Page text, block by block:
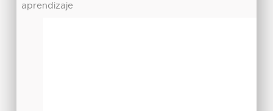
aprendizaje